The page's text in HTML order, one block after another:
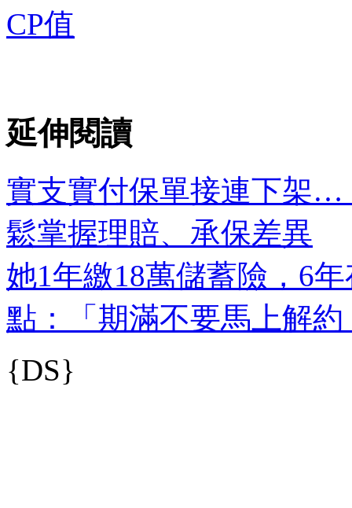
CP值
延伸閱讀
實支實付保單接連下架…
鬆掌握理賠、承保差異
她1年繳18萬儲蓄險，6
點：「期滿不要馬上解約
{DS}